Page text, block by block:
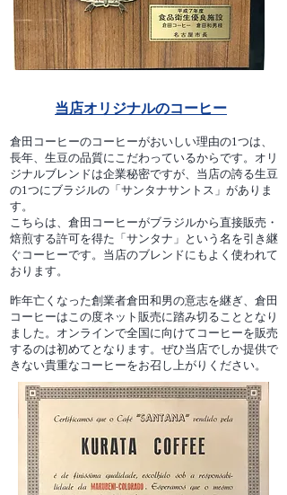
当店オリジナルのコーヒー
倉田コーヒーのコーヒーがおいしい理由の1つは、
長年、生豆の品質にこだわっているからです。オリ
ジナルブレンドは企業秘密ですが、当店の誇る生豆
の1つにブラジルの「サンタナサントス」がありま
す。
こちらは、倉田コーヒーがブラジルから直接販売・
焙煎する許可を得た「サンタナ」という名を引き継
ぐコーヒーです。当店のブレンドにもよく使われて
おります。
昨年亡くなった創業者倉田和男の意志を継ぎ、倉田
コーヒーはこの度ネット販売に踏み切ることとなり
ました。オンラインで全国に向けてコーヒーを販売
するのは初めてとなります。ぜひ当店でしか提供で
きない貴重なコーヒーをお召し上がりください。